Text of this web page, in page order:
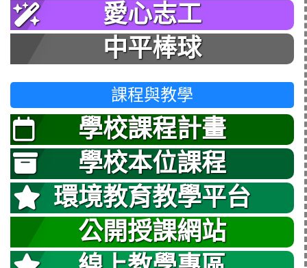
愛心志工
中平棒球
課程與教學
學校課程計畫
學校本位課程
環境教育教學平台
公開授課網站